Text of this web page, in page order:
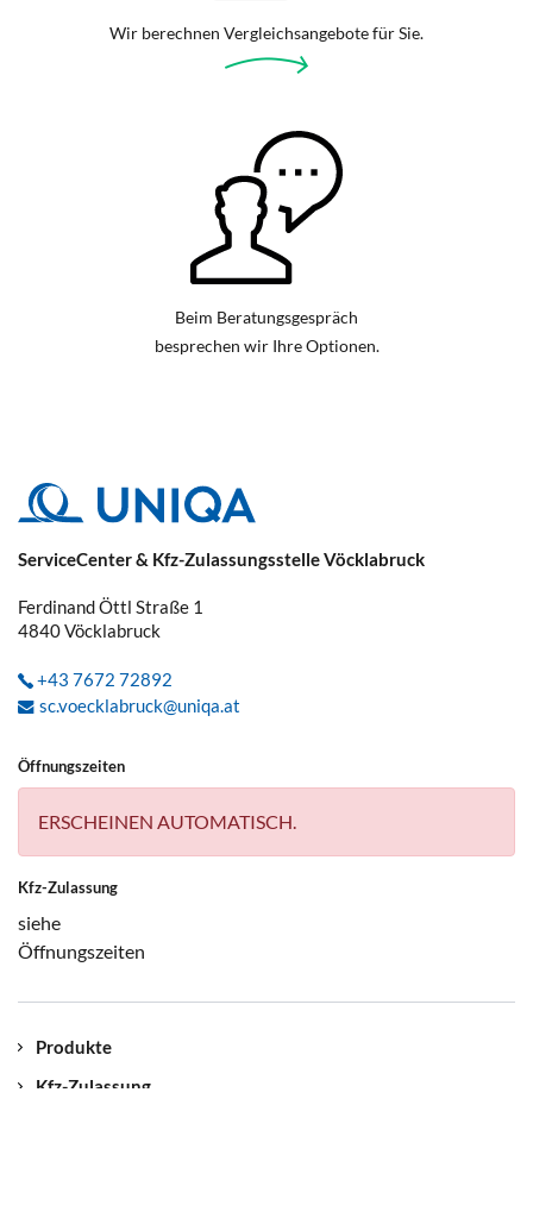
Wir berechnen Vergleichsangebote für Sie.
Beim Beratungsgespräch
besprechen wir Ihre Optionen.
ServiceCenter & Kfz-Zulassungsstelle Vöcklabruck
Ferdinand Öttl Straße 1
4840Vöcklabruck
+43 7672 72892
sc.voecklabruck@uniqa.at
Öffnungszeiten
ERSCHEINEN AUTOMATISCH.
Kfz-Zulassung
siehe
Öffnungszeiten
Produkte
Kfz-Zulassung